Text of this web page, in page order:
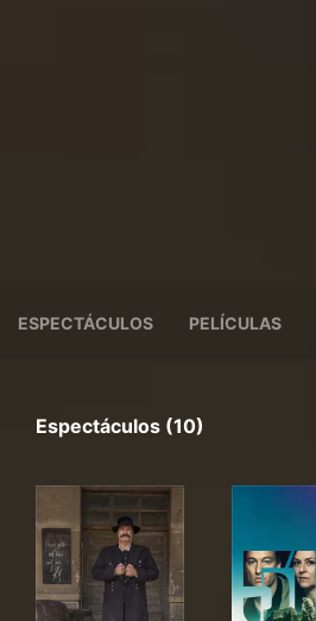
ESPECTÁCULOS PELÍCULAS
Espectáculos (10)